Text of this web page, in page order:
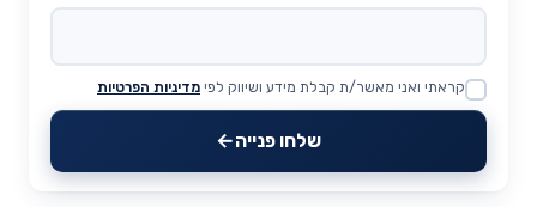
Website
קראתי ואני מאשר/ת קבלת מידע ושיווק לפי מדיניות הפרטיות
שלחו פנייה